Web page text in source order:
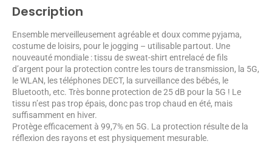
Description
Ensemble merveilleusement agréable et doux comme pyjama,
costume de loisirs, pour le jogging – utilisable partout. Une
nouveauté mondiale : tissu de sweat-shirt entrelacé de fils
d’argent pour la protection contre les tours de transmission, la 5G,
le WLAN, les téléphones DECT, la surveillance des bébés, le
Bluetooth, etc. Très bonne protection de 25 dB pour la 5G ! Le
tissu n’est pas trop épais, donc pas trop chaud en été, mais
suffisamment en hiver.
Protège efficacement à 99,7% en 5G. La protection résulte de la
réflexion des rayons et est physiquement mesurable.